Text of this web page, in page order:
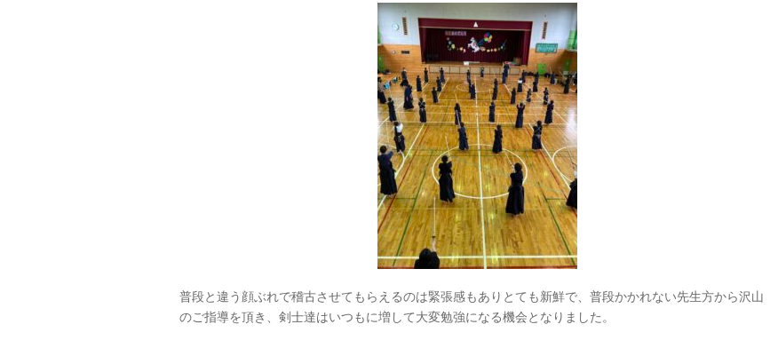
普段と違う顔ぶれで稽古させてもらえるのは緊張感もありとても新鮮で、普段かかれない先生方から沢山
のご指導を頂き、剣士達はいつもに増して大変勉強になる機会となりました。